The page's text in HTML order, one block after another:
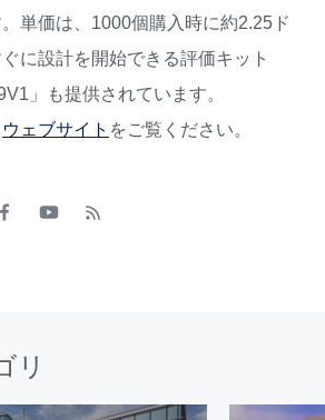
単価は、1000個購入時に約2.25ド
に設計を開始できる評価キット
」も提供されています。
ウェブサイト をご覧ください。
リ